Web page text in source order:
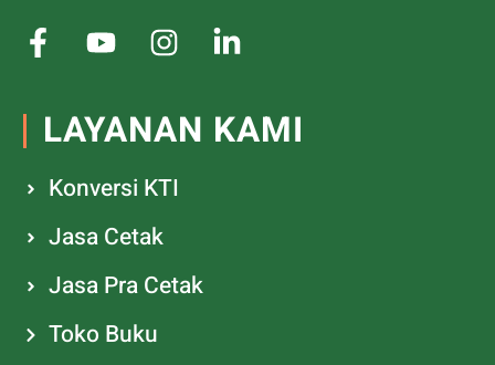
LAYANAN KAMI
Konversi KTI
Jasa Cetak
Jasa Pra Cetak
Toko Buku